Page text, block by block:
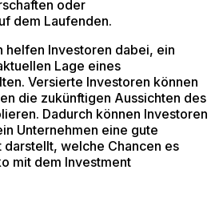
oder
dem Laufenden.
helfen Investoren dabei, ein
Lage eines
Versierte Investoren können
die zukünftigen Aussichten des
Dadurch können Investoren
Unternehmen eine gute
welche Chancen es
mit dem Investment